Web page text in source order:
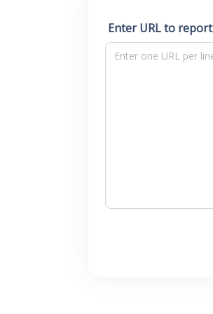
Enter URL to report